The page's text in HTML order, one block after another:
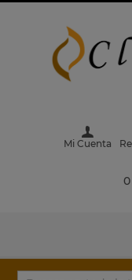
Mi Cuenta